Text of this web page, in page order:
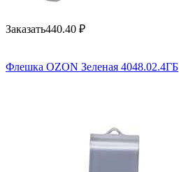
Заказать440.40 ₽
Флешка OZON Зеленая 4048.02.4ГБ